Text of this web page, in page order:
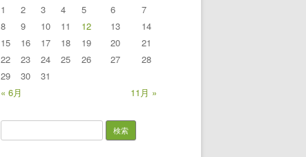
« 6月 11月 »
1 2 3 4 5 6
7
8
9 10 11 12 13
14
15
16 17 18 19 20
21
22
23 24 25 26 27
28
29
30 31